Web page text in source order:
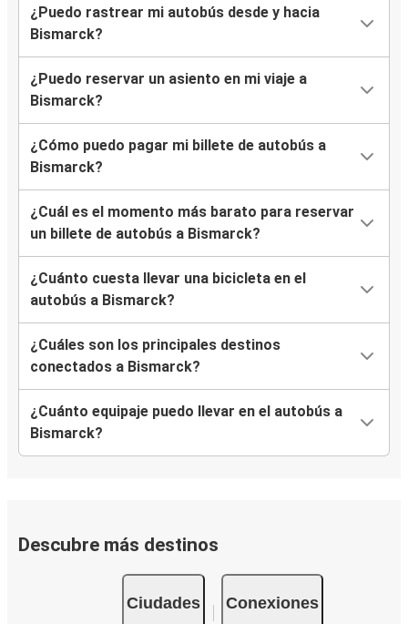
¿Puedo rastrear mi autobús desde y hacia
Bismarck?
¿Puedo reservar un asiento en mi viaje a
Bismarck?
¿Cómo puedo pagar mi billete de autobús a
Bismarck?
¿Cuál es el momento más barato para reservar
un billete de autobús a Bismarck?
¿Cuánto cuesta llevar una bicicleta en el
autobús a Bismarck?
¿Cuáles son los principales destinos
conectados a Bismarck?
¿Cuánto equipaje puedo llevar en el autobús a
Bismarck?
Descubre más destinos
Ciudades Conexiones